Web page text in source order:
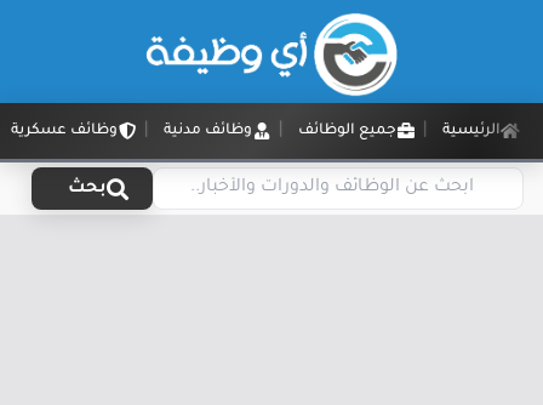
الرئيسية جميع الوظائف وظائف مدنية وظائف عسكرية
بحث